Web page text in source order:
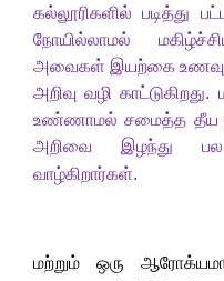
கல்லூரிகளில்
நோயில்லாமல்
அவைகள் இயற்கை
அறிவு வழி
உண்ணாமல் சமைத்த தீய
அறிவை இழந்து பல
வாழ்கிறார்கள்.
மற்றும் ஒரு